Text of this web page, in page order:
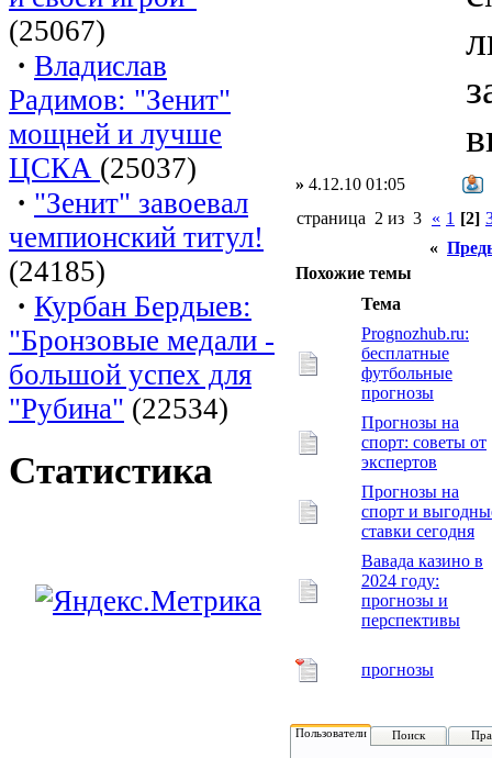
(25067)
· Владислав
Радимов: "Зенит"
мощней и лучше
ЦСКА (25037)
· "Зенит" завоевал
чемпионский титул!
(24185)
· Курбан Бердыев:
"Бронзовые медали -
большой успех для
"Рубина" (22534)
Статистика
» 4.12.10 01:05
страница 2 из 3 « 1 [2]
«
Похожие темы
Тема
Prognozhub.ru:
бесплатные
футбольные
прогнозы
Прогнозы на
спорт: советы от
экспертов
Прогнозы на
спорт и
ставки сегодня
Вавада казино в
2024 году:
прогнозы и
перспективы
прогнозы
Пользователи Поиск